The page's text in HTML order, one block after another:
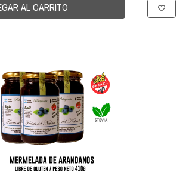
AL CARRITO